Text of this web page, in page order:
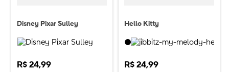
Disney Pixar Sulley
R$24,99
Hello Kitty
R$24,99